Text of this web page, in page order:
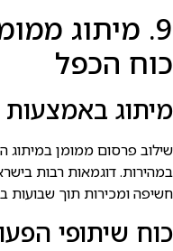
9. מיתוג
כוח הכפל
מיתוג
שילוב פרסום ממומן
במהירות. דוגמאות רבות
חשיפה ומכירות תוך שבועות
כוח שיתופי